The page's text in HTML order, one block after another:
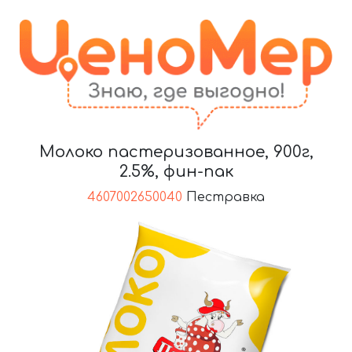
Молоко пастеризованное, 900г,
2.5%, фин-пак
4607002650040 Пестравка